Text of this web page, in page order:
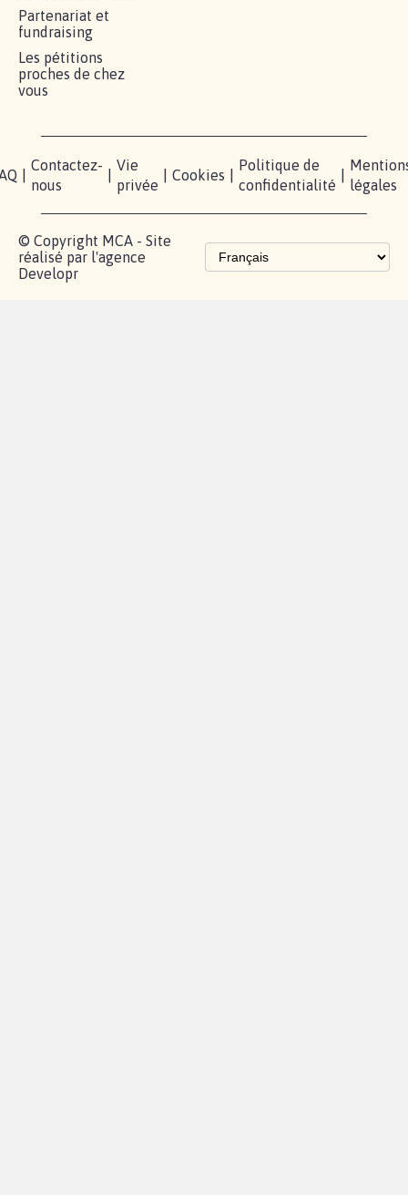
Partenariat et
fundraising
Les pétitions
proches de chez
vous
Contactez-
nous
Vie
privée
Cookies
Politique de
confidentialité
légales
© Copyright MCA - Site
réalisé par l'agence
Developr